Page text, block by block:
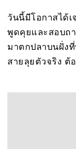
วันนี้มีโอกาสได้
พูดคุยและสอบถ
มาตกปลาบนฝั่ง
สายลุยตัวจริง ต้